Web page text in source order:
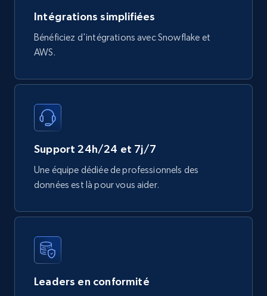
part number, Manufacturer, Image, Image high,
Manufacturer url, and more.
eCommerce
717+
Intégrations simplifiées
Bénéficiez d'intégrations avec Snowflake et
AWS.
Support 24h/24 et 7j/7
Une équipe dédiée de professionnels des
données est là pour vous aider.
Leaders en conformité